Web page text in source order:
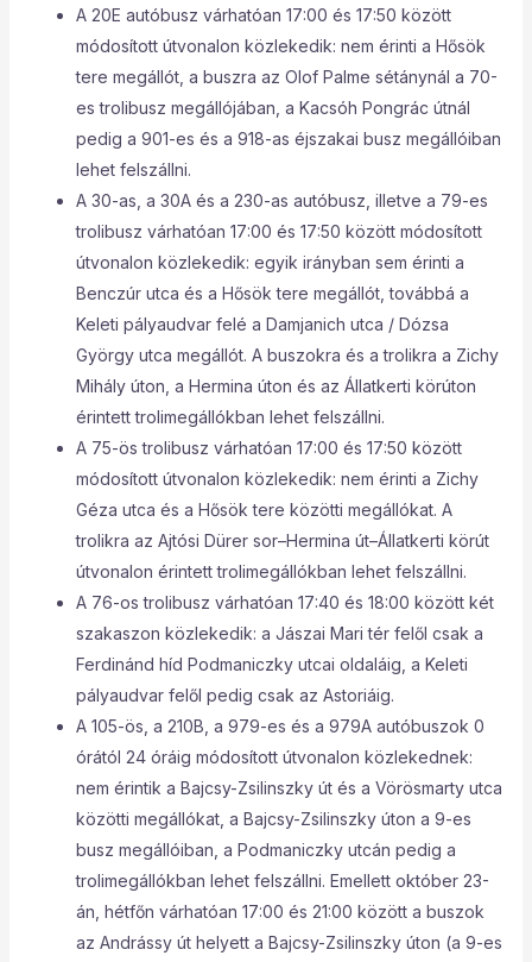
A 20E autóbusz várhatóan 17:00 és 17:50 között
módosított útvonalon közlekedik: nem érinti a Hősök
tere megállót, a buszra az Olof Palme sétánynál a 70-
es trolibusz megállójában, a Kacsóh Pongrác útnál
pedig a 901-es és a 918-as éjszakai busz megállóiban
lehet felszállni.
A 30-as, a 30A és a 230-as autóbusz, illetve a 79-es
trolibusz várhatóan 17:00 és 17:50 között módosított
útvonalon közlekedik: egyik irányban sem érinti a
Benczúr utca és a Hősök tere megállót, továbbá a
Keleti pályaudvar felé a Damjanich utca / Dózsa
György utca megállót. A buszokra és a trolikra a Zichy
Mihály úton, a Hermina úton és az Állatkerti körúton
érintett trolimegállókban lehet felszállni.
A 75-ös trolibusz várhatóan 17:00 és 17:50 között
módosított útvonalon közlekedik: nem érinti a Zichy
Géza utca és a Hősök tere közötti megállókat. A
trolikra az Ajtósi Dürer sor–Hermina út–Állatkerti körút
útvonalon érintett trolimegállókban lehet felszállni.
A 76-os trolibusz várhatóan 17:40 és 18:00 között két
szakaszon közlekedik: a Jászai Mari tér felől csak a
Ferdinánd híd Podmaniczky utcai oldaláig, a Keleti
pályaudvar felől pedig csak az Astoriáig.
A 105-ös, a 210B, a 979-es és a 979A autóbuszok 0
órától 24 óráig módosított útvonalon közlekednek:
nem érintik a Bajcsy-Zsilinszky út és a Vörösmarty utca
közötti megállókat, a Bajcsy-Zsilinszky úton a 9-es
busz megállóiban, a Podmaniczky utcán pedig a
trolimegállókban lehet felszállni. Emellett október 23-
án, hétfőn várhatóan 17:00 és 21:00 között a buszok
az Andrássy út helyett a Bajcsy-Zsilinszky úton (a 9-es